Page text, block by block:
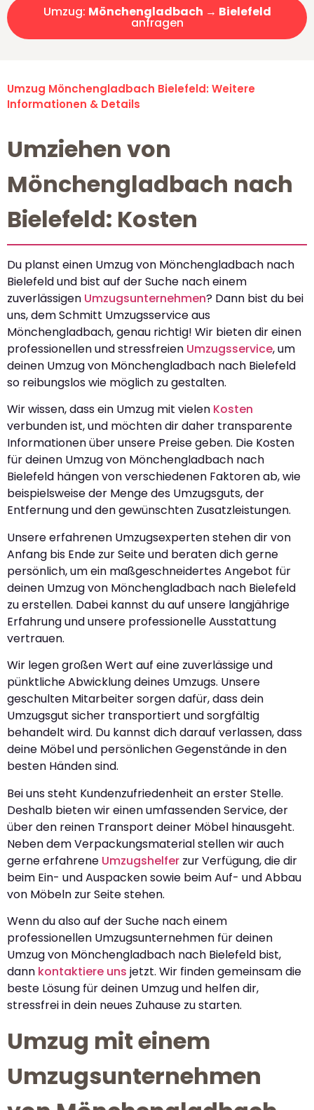
Umzug: Mönchengladbach → Bielefeld
anfragen
Umzug Mönchengladbach Bielefeld: Weitere
Informationen & Details
Umziehen von
Mönchengladbach nach
Bielefeld: Kosten
Du planst einen Umzug von Mönchengladbach nach
Bielefeld und bist auf der Suche nach einem
zuverlässigen Umzugsunternehmen? Dann bist du bei
uns, dem Schmitt Umzugsservice aus
Mönchengladbach, genau richtig! Wir bieten dir einen
professionellen und stressfreien Umzugsservice, um
deinen Umzug von Mönchengladbach nach Bielefeld
so reibungslos wie möglich zu gestalten.
Wir wissen, dass ein Umzug mit vielen Kosten
verbunden ist, und möchten dir daher transparente
Informationen über unsere Preise geben. Die Kosten
für deinen Umzug von Mönchengladbach nach
Bielefeld hängen von verschiedenen Faktoren ab, wie
beispielsweise der Menge des Umzugsguts, der
Entfernung und den gewünschten Zusatzleistungen.
Unsere erfahrenen Umzugsexperten stehen dir von
Anfang bis Ende zur Seite und beraten dich gerne
persönlich, um ein maßgeschneidertes Angebot für
deinen Umzug von Mönchengladbach nach Bielefeld
zu erstellen. Dabei kannst du auf unsere langjährige
Erfahrung und unsere professionelle Ausstattung
vertrauen.
Wir legen großen Wert auf eine zuverlässige und
pünktliche Abwicklung deines Umzugs. Unsere
geschulten Mitarbeiter sorgen dafür, dass dein
Umzugsgut sicher transportiert und sorgfältig
behandelt wird. Du kannst dich darauf verlassen, dass
deine Möbel und persönlichen Gegenstände in den
besten Händen sind.
Bei uns steht Kundenzufriedenheit an erster Stelle.
Deshalb bieten wir einen umfassenden Service, der
über den reinen Transport deiner Möbel hinausgeht.
Neben dem Verpackungsmaterial stellen wir auch
gerne erfahrene Umzugshelfer zur Verfügung, die dir
beim Ein- und Auspacken sowie beim Auf- und Abbau
von Möbeln zur Seite stehen.
Wenn du also auf der Suche nach einem
professionellen Umzugsunternehmen für deinen
Umzug von Mönchengladbach nach Bielefeld bist,
dann kontaktiere uns jetzt. Wir finden gemeinsam die
beste Lösung für deinen Umzug und helfen dir,
stressfrei in dein neues Zuhause zu starten.
Umzug mit einem
Umzugsunternehmen